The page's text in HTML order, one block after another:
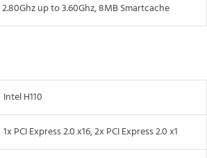
2.80Ghz up to 3.60Ghz, 8MB Smartcache
Intel H110
1x PCI Express 2.0 x16, 2x PCI Express 2.0 x1